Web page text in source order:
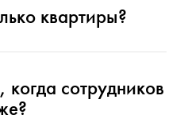
квартиры?
сотрудников